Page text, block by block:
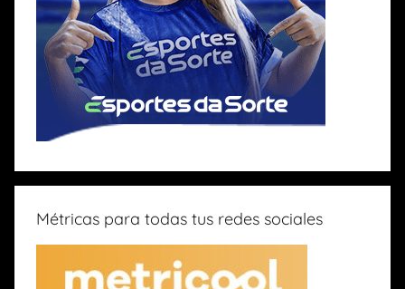
Métricas para todas tus redes sociales